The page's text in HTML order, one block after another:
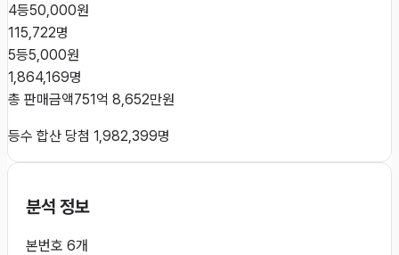
4등50,000원
115,722명
5등5,000원
1,864,169명
총 판매금액751억 8,652만원
등수 합산 당첨 1,982,399명
분석 정보
본번호 6개